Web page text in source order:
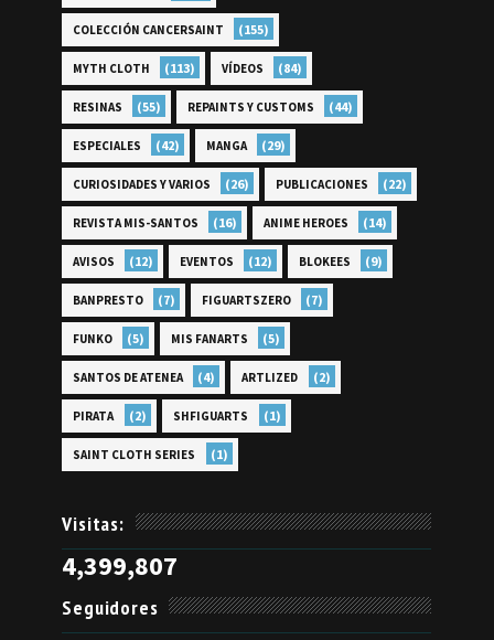
COLECCIÓN CANCERSAINT (155)
MYTH CLOTH (113) VÍDEOS (84)
RESINAS (55) REPAINTS Y CUSTOMS (44)
ESPECIALES (42) MANGA (29)
CURIOSIDADES Y VARIOS (26) PUBLICACIONES (22)
REVISTA MIS-SANTOS (16) ANIME HEROES (14)
AVISOS (12) EVENTOS (12) BLOKEES (9)
BANPRESTO (7) FIGUARTSZERO (7)
FUNKO (5) MIS FANARTS (5)
SANTOS DE ATENEA (4) ARTLIZED (2)
PIRATA (2) SHFIGUARTS (1)
SAINT CLOTH SERIES (1)
Visitas:
4,399,807
Seguidores